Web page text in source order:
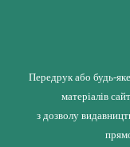
Передрук або будь-
матеріалів
з дозволу